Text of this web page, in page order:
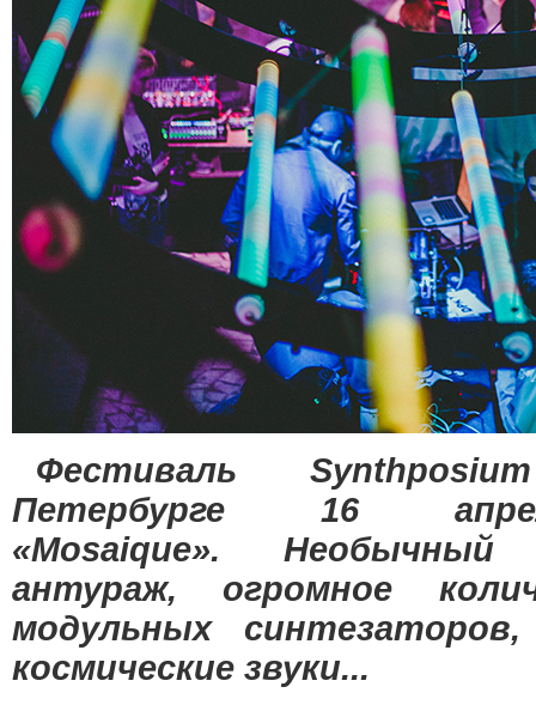
Фестиваль
Петербурге 16
«Mosaique». Необычный
антураж, огромное
модульных
космические звуки...